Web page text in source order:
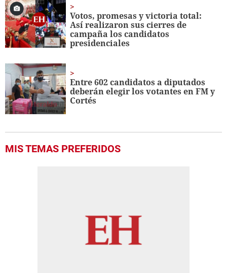
Votos, promesas y victoria total:
Así realizaron sus cierres de
campaña los candidatos
presidenciales
Entre 602 candidatos a diputados
deberán elegir los votantes en FM y
Cortés
MIS TEMAS PREFERIDOS